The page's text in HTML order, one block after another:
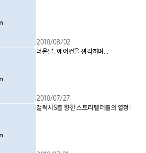
2010/08/02
더운날.. 에어컨을 생각하며…
2010/07/27
갤럭시S를 향한 스토리텔러들의 열정!